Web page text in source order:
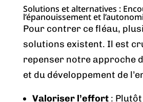
Solutions et alternatives :
l’épanouissement et
Pour contrer ce fléau,
solutions existent. Il est
repenser notre approche
et du développement de
Valoriser l’effort: Plutôt